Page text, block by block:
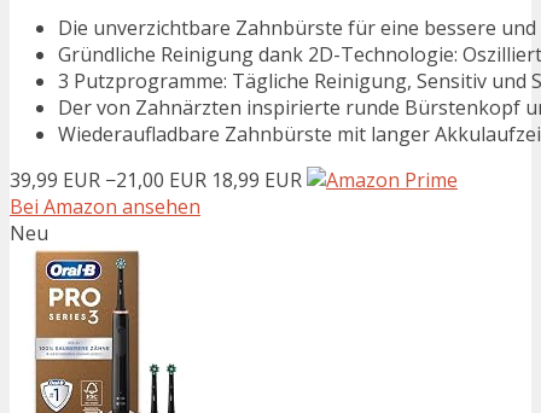
Die unverzichtbare Zahnbürste für eine bessere
Gründliche Reinigung dank 2D-Technologie:
3 Putzprogramme: Tägliche Reinigung, Sensitiv
Der von Zahnärzten inspirierte runde Bürstenkopf
Wiederaufladbare Zahnbürste mit langer
39,99 EUR −21,00 EUR 18,99 EUR
Bei Amazon ansehen
Neu